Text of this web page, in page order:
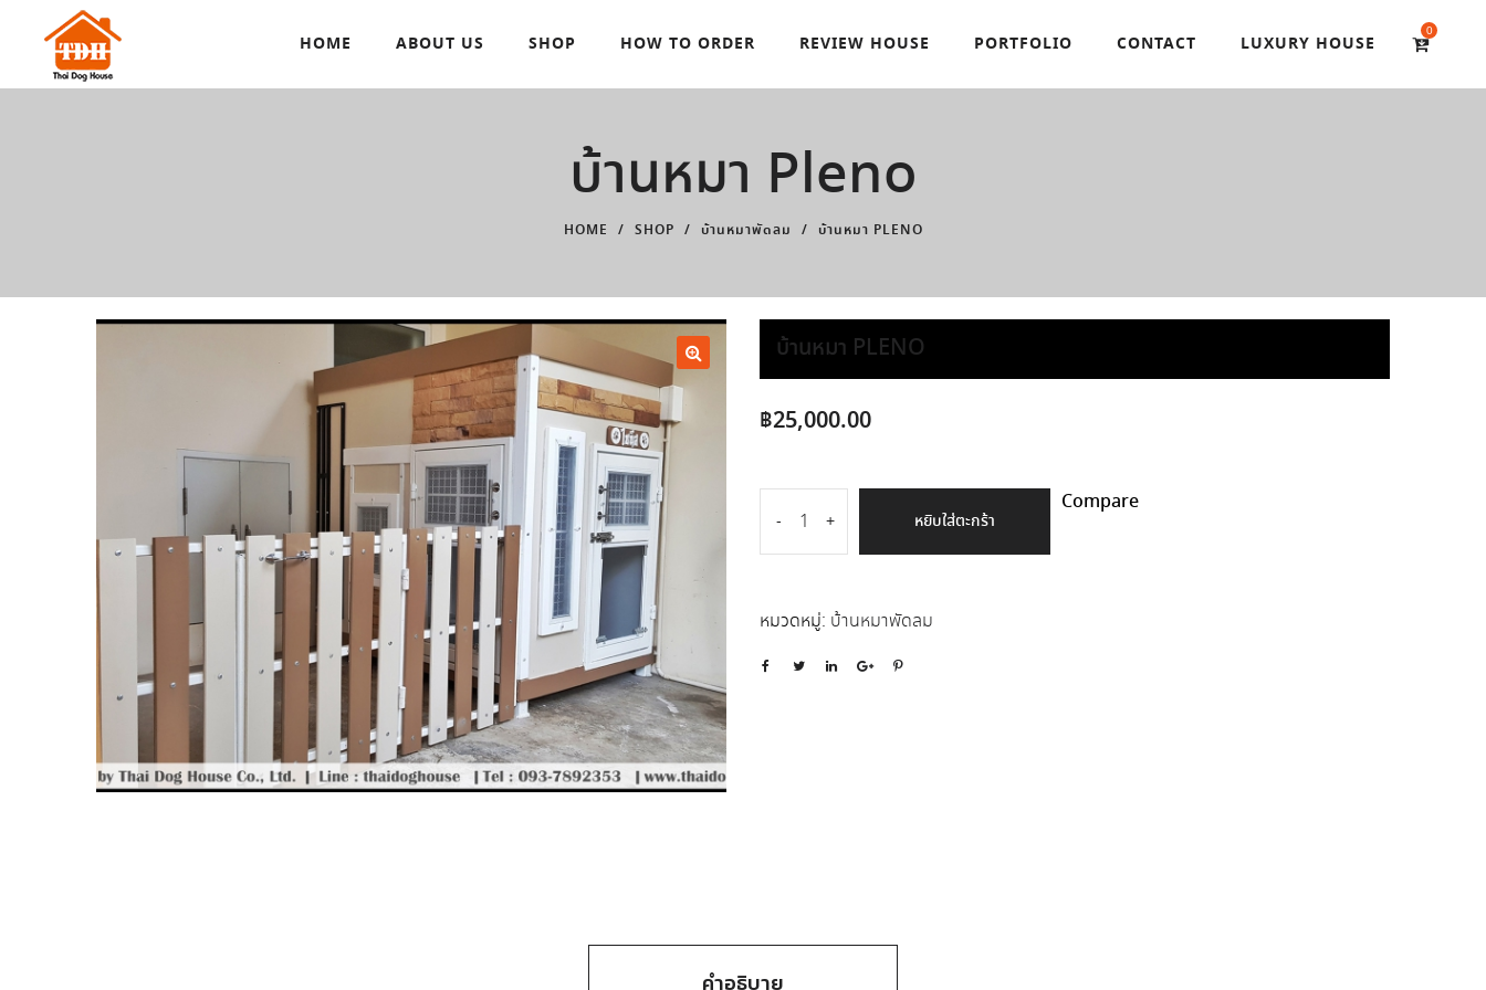
HOME ABOUT US SHOP HOW TO ORDER REVIEW HOUSE PORTFOLIO CONTACT LUXURY HOUSE
0
บ้านหมา Pleno
HOME / SHOP / บ้านหมาพัดลม / บ้านหมา PLENO
บ้านหมา PLENO
฿25,000.00
- + หยิบใส่ตะกร้า
Compare
หมวดหมู่: บ้านหมาพัดลม
คำอธิบาย